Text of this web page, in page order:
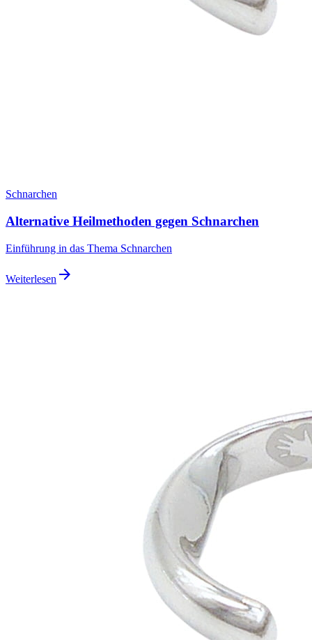
Schnarchen
Alternative Heilmethoden gegen Schnarchen
Einführung in das Thema Schnarchen
Weiterlesen arrow_forward